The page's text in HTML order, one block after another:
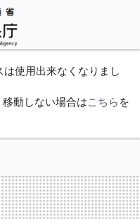
使用出来なくなりまし
動しない場合はこちら を